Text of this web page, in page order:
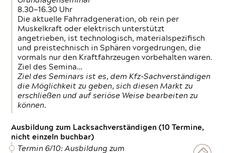
8.30—16.30 Uhr
Die aktuelle Fahrradgeneration, ob rein per
Muskelkraft oder elektrisch unterstützt
angetrieben, ist technologisch, materialspezifisch
und preistechnisch in Sphären vorgedrungen, die
vormals nur den Kraftfahrzeugen vorbehalten waren.
Ziel des Semina…
Ziel des Seminars ist es, dem Kfz-Sachverständigen
die Möglichkeit zu geben, sich diesen Markt zu
erschließen und auf seriöse Weise bearbeiten zu
können.
Ausbildung zum Lacksachverständigen (10 Termine,
nicht einzeln buchbar)
Termin 6/10: Ausbildung zum